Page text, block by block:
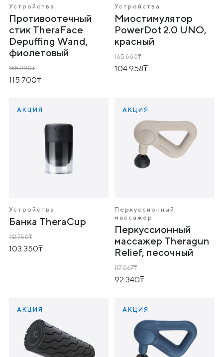
Устройства
Противоотечный
стик TheraFace
Depuffing Wand,
фиолетовый
165 290
115 700
Устройства
Миостимулятор
PowerDot 2.0 UNO,
красный
165 660
104 958
АКЦИЯ
Устройства
Банка TheraCup
112 750
103 350
АКЦИЯ
Перкуссионный
массажер
Перкуссионный
массажер Theragun
Relief, песочный
117 067
92 340
АКЦИЯ АКЦИЯ